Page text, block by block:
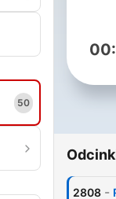
50
2808 -